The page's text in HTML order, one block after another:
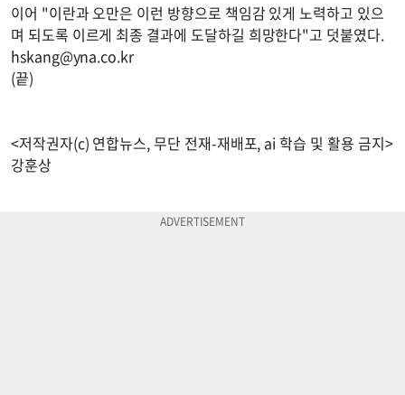
이어 "이란과 오만은 이런 방향으로 책임감 있게 노력하고 있으
며 되도록 이르게 최종 결과에 도달하길 희망한다"고 덧붙였다.
hskang@yna.co.kr
(끝)
<저작권자(c) 연합뉴스, 무단 전재-재배포, ai 학습 및 활용 금지>
강훈상